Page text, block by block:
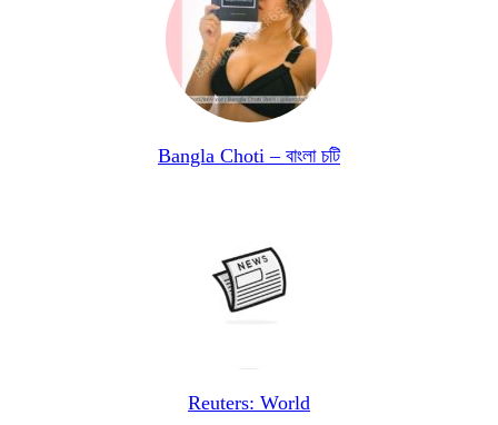
Bangla Choti – বাংলা চটি
Reuters: World